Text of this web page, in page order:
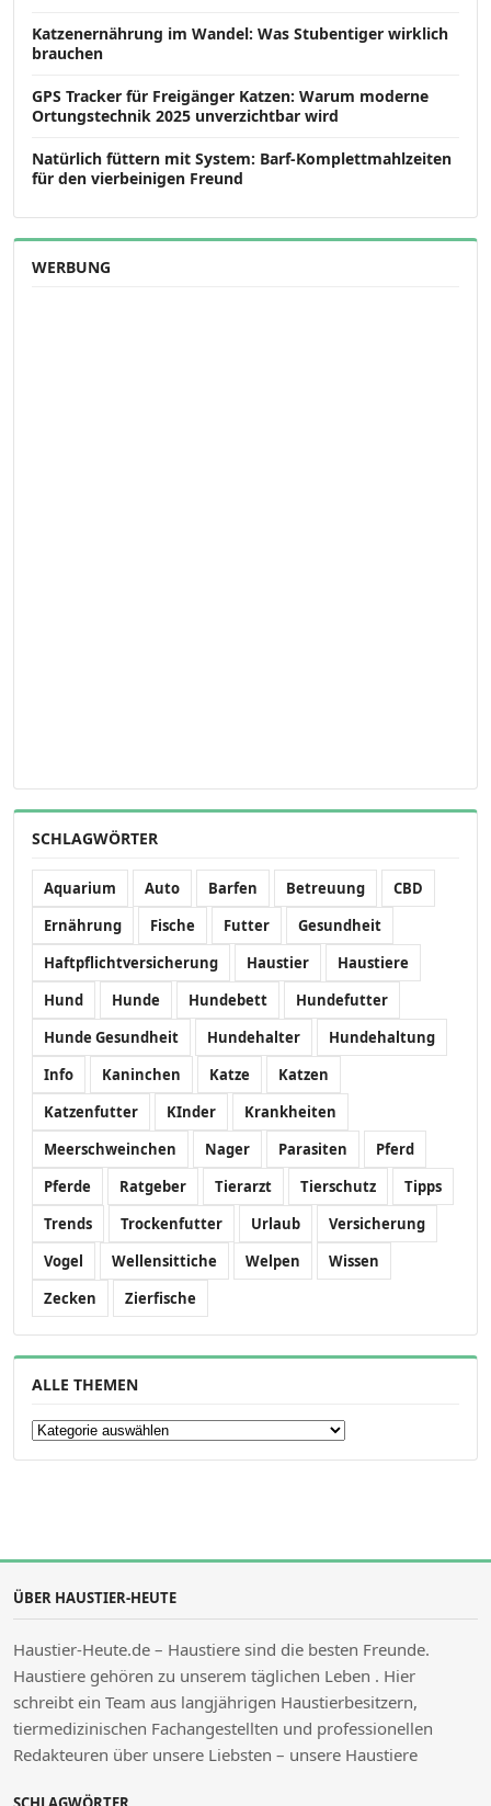
Katzenernährung im Wandel: Was Stubentiger wirklich
brauchen
GPS Tracker für Freigänger Katzen: Warum moderne
Ortungstechnik 2025 unverzichtbar wird
Natürlich füttern mit System: Barf-Komplettmahlzeiten
für den vierbeinigen Freund
WERBUNG
SCHLAGWÖRTER
Aquarium Auto Barfen Betreuung
CBD
Ernährung
Fische Futter
Gesundheit
Haftpflichtversicherung
Haustier
Haustiere
Hund
Hunde Hundebett
Hundefutter
Hunde Gesundheit
Hundehalter
Hundehaltung
Info
Kaninchen Katze
Katzen
Katzenfutter
KInder
Krankheiten
Meerschweinchen
Nager Parasiten
Pferd
Pferde
Ratgeber Tierarzt Tierschutz
Tipps
Trends
Trockenfutter Urlaub
Versicherung
Vogel
Wellensittiche Welpen
Wissen
Zecken
Zierfische
ALLE THEMEN
Alle Themen
ÜBER HAUSTIER-HEUTE
Haustier-Heute.de – Haustiere sind die besten Freunde.
Haustiere gehören zu unserem täglichen Leben . Hier
schreibt ein Team aus langjährigen Haustierbesitzern,
tiermedizinischen Fachangestellten und professionellen
Redakteuren über unsere Liebsten – unsere Haustiere